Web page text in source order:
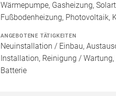
Wärmepumpe, Gasheizung,
Fußbodenheizung, Photovoltaik,
ANGEBOTENE TÄTIGKEITEN
Neuinstallation / Einbau,
Installation, Reinigung /
Batterie